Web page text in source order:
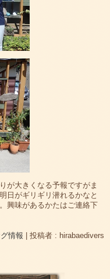
が大きくなる予報ですがま
日がギリギリ潜れるかなと
興味があるかたはご連絡下
情報
投稿者 : hirabaedivers